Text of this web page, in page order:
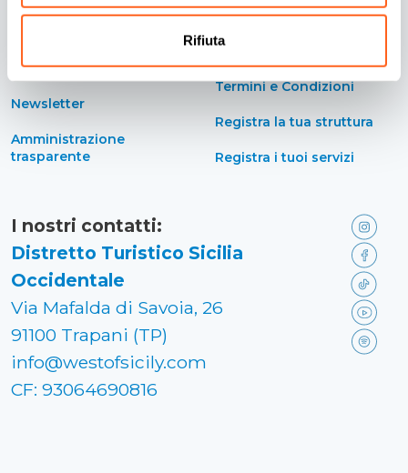
Rifiuta
Credits
accessibilità
Newsletter
Amministrazione
trasparente
Preferenze cookies
Informativa privacy
Termini e Condizioni
Registra la tua struttura
Registra i tuoi servizi
I nostri contatti:
Distretto Turistico Sicilia
Occidentale
Via Mafalda di Savoia, 26
91100 Trapani (TP)
info@westofsicily.com
CF: 93064690816